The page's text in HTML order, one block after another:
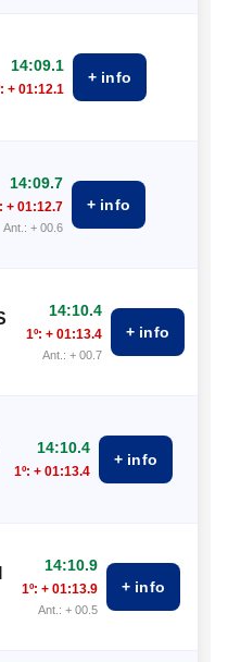
14:09.1
+ 01:12.1
+ info
14:09.7
+ 01:12.7
Ant.: + 00.6
+ info
14:10.4
1º: + 01:13.4
Ant.: + 00.7
+ info
14:10.4
1º: + 01:13.4
+ info
14:10.9
1º: + 01:13.9
Ant.: + 00.5
+ info